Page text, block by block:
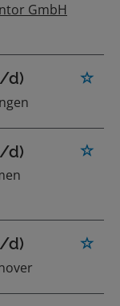
GmbH
d)
d)
d)